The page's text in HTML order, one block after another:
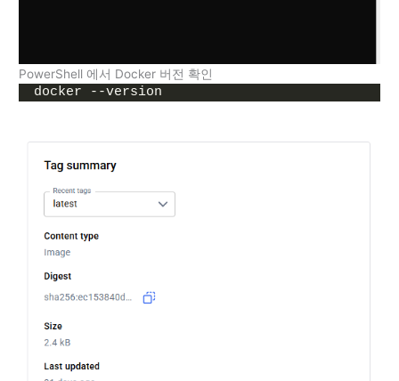
PowerShell 에서 Docker 버전 확인
docker --version